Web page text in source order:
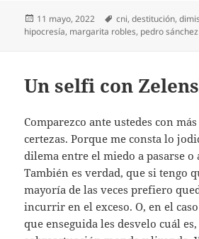
Publicado
el
11 mayo, 2022 Etiquetas
cni,destitución,
hipocresía, margarita robles, pedro sánchez
Un selfi con
Comparezco ante ustedes con
certezas. Porque me consta lo
dilema entre el miedo a pasarse o
También es verdad, que si tengo
mayoría de las veces prefiero
incurrir en el exceso. O, en el
que enseguida les desvelo cuál